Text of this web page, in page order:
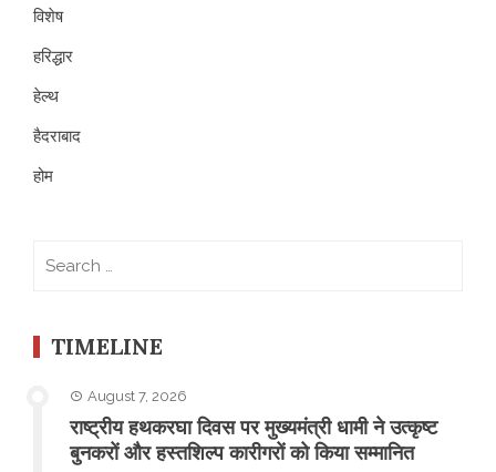
विशेष
हरिद्धार
हेल्थ
हैदराबाद
होम
TIMELINE
August 7, 2026
राष्ट्रीय हथकरघा दिवस पर मुख्यमंत्री धामी ने उत्कृष्ट
बुनकरों और हस्तशिल्प कारीगरों को किया सम्मानित